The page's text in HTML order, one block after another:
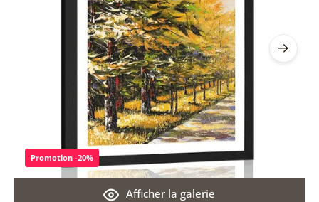
Afficher la galerie
Promotion -20%